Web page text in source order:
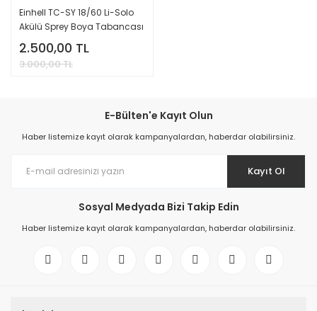
Einhell TC-SY 18/60 Li-Solo
Akülü Sprey Boya Tabancası
2.500,00 TL
3.000,00 TL
E-Bülten'e Kayıt Olun
Haber listemize kayıt olarak kampanyalardan, haberdar olabilirsiniz.
Kayıt Ol
Sosyal Medyada Bizi Takip Edin
Haber listemize kayıt olarak kampanyalardan, haberdar olabilirsiniz.